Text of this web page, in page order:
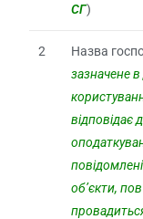
СГ)
2 Назва
зазначене
відповідає
об’єкти,